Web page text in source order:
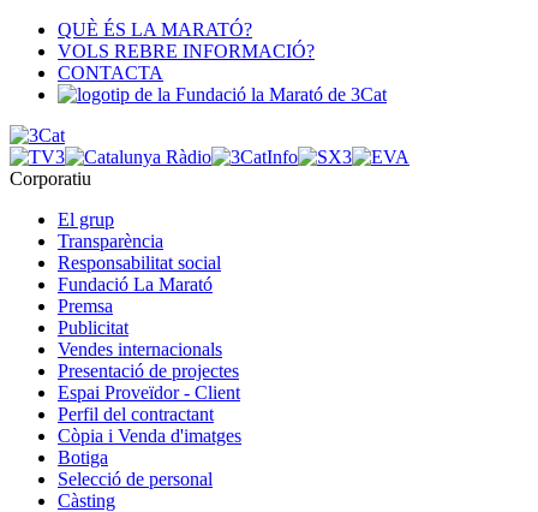
QUÈ ÉS LA MARATÓ?
VOLS REBRE INFORMACIÓ?
CONTACTA
Corporatiu
El grup
Transparència
Responsabilitat social
Fundació La Marató
Premsa
Publicitat
Vendes internacionals
Presentació de projectes
Espai Proveïdor - Client
Perfil del contractant
Còpia i Venda d'imatges
Botiga
Selecció de personal
Càsting